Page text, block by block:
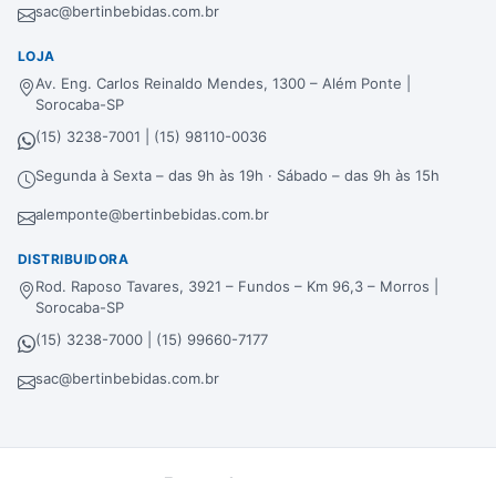
sac@bertinbebidas.com.br
LOJA
Av. Eng. Carlos Reinaldo Mendes, 1300 – Além Ponte |
Sorocaba-SP
(15) 3238-7001 | (15) 98110-0036
Segunda à Sexta – das 9h às 19h · Sábado – das 9h às 15h
alemponte@bertinbebidas.com.br
DISTRIBUIDORA
Rod. Raposo Tavares, 3921 – Fundos – Km 96,3 – Morros |
Sorocaba-SP
(15) 3238-7000 | (15) 99660-7177
sac@bertinbebidas.com.br